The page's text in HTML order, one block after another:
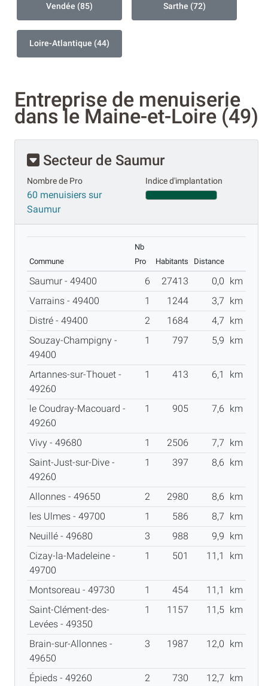
Vendée (85) Sarthe (72)
Loire-Atlantique (44)
Entreprise de menuiserie
dans le Maine-et-Loire (49)
Secteur de Saumur
Nombre de Pro
60 menuisiers sur
Saumur
Indice d'implantation
Commune
Nb
Pro
Habitants Distance
Saumur - 49400 6 27413 0,0 km
Varrains - 49400
1 1244 3,7 km
Distré - 49400
2 1684 4,7 km
Souzay-Champigny -
49400
1 797 5,9 km
Artannes-sur-Thouet -
49260
1 413 6,1 km
le Coudray-Macouard -
49260
1 905 7,6 km
Vivy - 49680 1 2506 7,7 km
Saint-Just-sur-Dive -
49260
1 397 8,6 km
Allonnes - 49650 2 2980 8,6 km
les Ulmes - 49700
1 586 8,7 km
Neuillé - 49680
3 988 9,9 km
Cizay-la-Madeleine -
49700
1 501 11,1 km
Montsoreau - 49730 1 454 11,1
km
Saint-Clément-des-
Levées - 49350
1 1157 11,5 km
Brain-sur-Allonnes -
49650
3 1987 12,0 km
Épieds - 49260 2 730 12,7 km